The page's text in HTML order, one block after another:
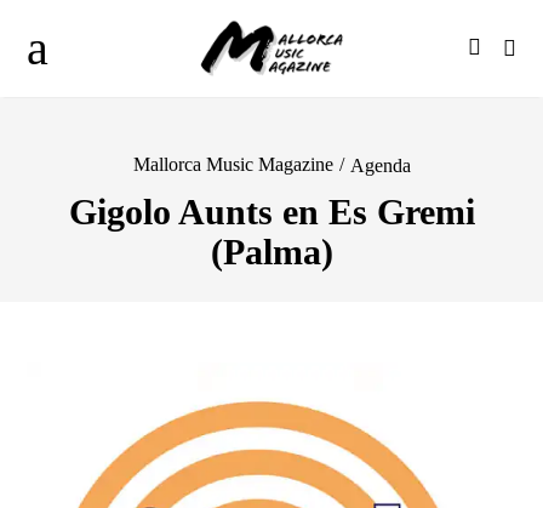
Mallorca Music Magazine / Agenda
Gigolo Aunts en Es Gremi
(Palma)